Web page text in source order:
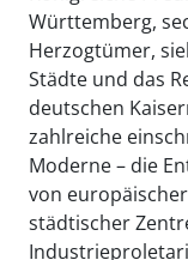
Württemberg,
Herzogtümer,
Städte und das
deutschen
zahlreiche
Moderne – die
von
städtischer